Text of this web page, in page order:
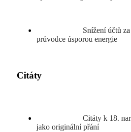
Snížení účtů
průvodce úsporou energie
Citáty
Citáty k 18.
jako originální přání